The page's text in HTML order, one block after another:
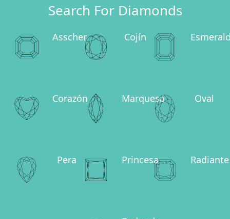
Search For Diamonds
Asscher Cojín
Corazón Marquesa Oval
Pera Princesa Radiante